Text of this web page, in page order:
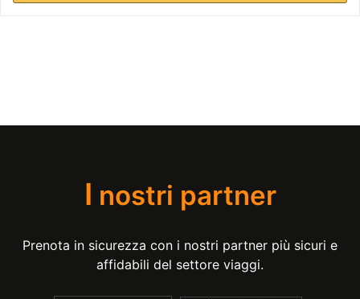
I nostri partner
Prenota in sicurezza con i nostri partner più sicuri e
affidabili del settore viaggi.